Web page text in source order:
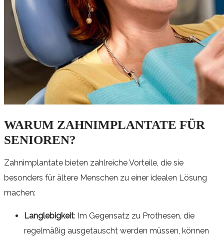
WARUM ZAHNIMPLANTATE FÜR
SENIOREN?
Zahnimplantate bieten zahlreiche Vorteile, die sie
besonders für ältere Menschen zu einer idealen Lösung
machen:
Langlebigkeit: Im Gegensatz zu Prothesen, die
regelmäßig ausgetauscht werden müssen, können